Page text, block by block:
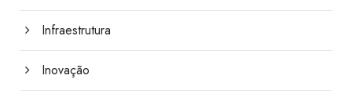
Infraestrutura
Inovação